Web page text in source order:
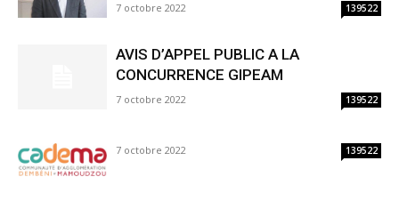
7 octobre 2022 139522
AVIS D’APPEL PUBLIC A LA
CONCURRENCE GIPEAM
7 octobre 2022 139522
7 octobre 2022 139522